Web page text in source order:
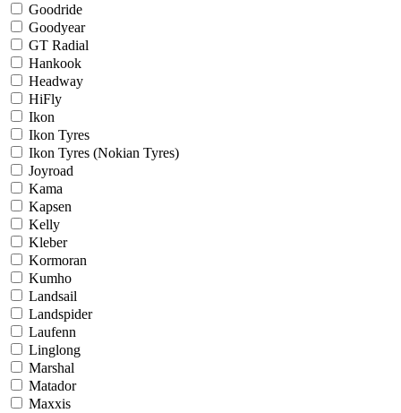
Goodride
Goodyear
GT Radial
Hankook
Headway
HiFly
Ikon
Ikon Tyres
Ikon Tyres (Nokian Tyres)
Joyroad
Kama
Kapsen
Kelly
Kleber
Kormoran
Kumho
Landsail
Landspider
Laufenn
Linglong
Marshal
Matador
Maxxis